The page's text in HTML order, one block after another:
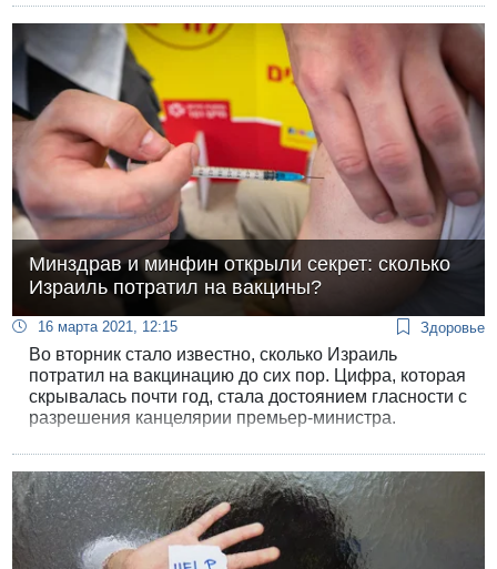
арабской общественности на выборы снизится до
59% по сравнению с 64% на предыдущих выборах,
а четверть избирателей считают Биньямина
Нетаньяху правильным кандидатом на пост
премьер-министра.
Минздрав и минфин открыли секрет: сколько
Израиль потратил на вакцины?
16 марта 2021, 12:15 Здоровье
Во вторник стало известно, сколько Израиль
потратил на вакцинацию до сих пор. Цифра, которая
скрывалась почти год, стала достоянием гласности с
разрешения канцелярии премьер-министра.